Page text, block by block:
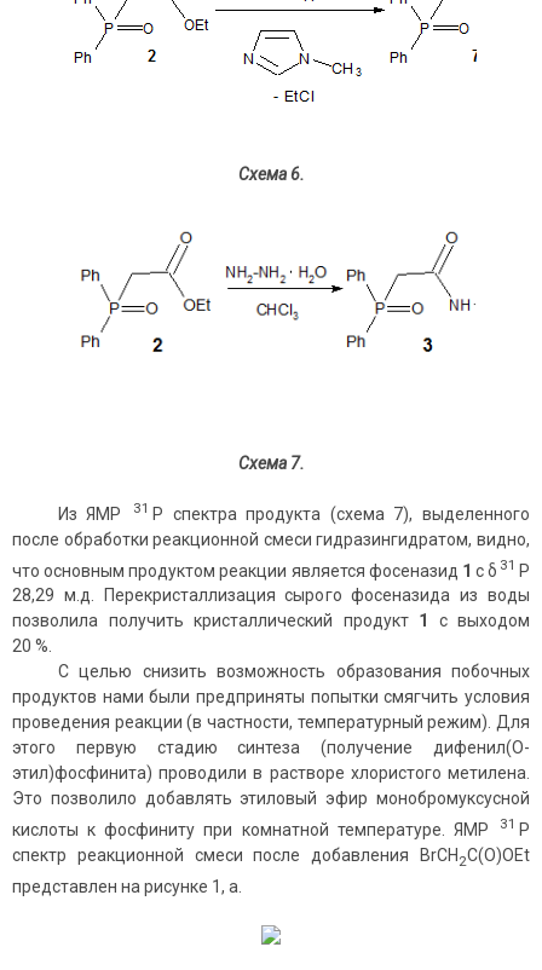
Схема6.
Схема 7.
Из ЯМР 31 Р спектра продукта (схема 7), выделенного
после обработки реакционной смеси гидразингидратом, видно,
что основным продуктом реакции является фосеназид 1 с δ 31 Р
28,29 м.д. Перекристаллизация сырого фосеназида из воды
позволила получить кристаллический продукт 1
с выходом
20 %.
С целью снизить возможность образования побочных
продуктов нами были предприняты попытки смягчить условия
проведения реакции (в частности, температурный режим). Для
этого первую стадию синтеза (получение дифенил(О-
этил)фосфинита) проводили в растворе хлористого метилена.
Это позволило добавлять этиловый эфир монобромуксусной
кислоты к фосфиниту при комнатной температуре. ЯМР
31 Р
спектр реакционной смеси после добавления BrCH 2C(O)OEt
представлен на рисунке 1, а.